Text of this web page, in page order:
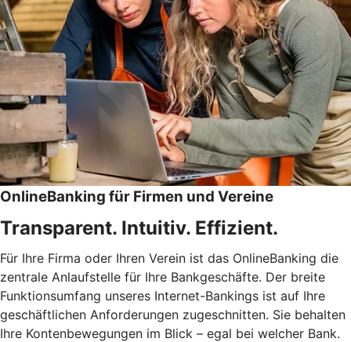
OnlineBanking für Firmen und Vereine
Transparent. Intuitiv. Effizient.
Für Ihre Firma oder Ihren Verein ist das OnlineBanking die
zentrale Anlaufstelle für Ihre Bankgeschäfte. Der breite
Funktionsumfang unseres Internet-Bankings ist auf Ihre
geschäftlichen Anforderungen zugeschnitten. Sie behalten
Ihre Kontenbewegungen im Blick – egal bei welcher Bank.